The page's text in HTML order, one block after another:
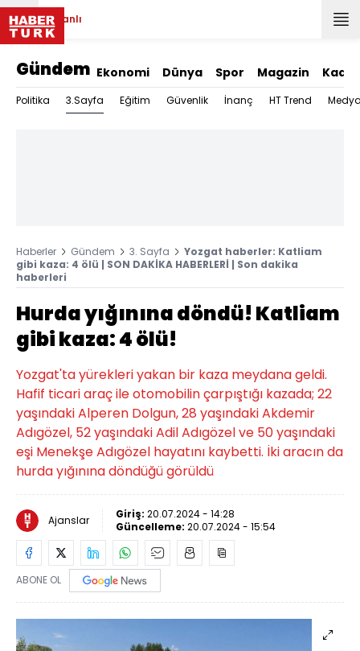
Canlı
Gündem Ekonomi Dünya Spor Magazin Kadın
Politika 3.Sayfa Eğitim Güvenlik İnanç HT Trend
Haberler Gündem 3. Sayfa
Yozgat haberler: Katliam
gibi kaza: 4 ölü | SON DAKİKA HABERLERİ | Son dakika
haberleri
Hurda yığınına döndü! Katliam
gibi kaza: 4 ölü!
Yozgat'ta yürekleri yakan bir kaza meydana geldi.
Hafif ticari araç ile otomobilin çarpıştığı kazada; 22
yaşındaki Alperen Dolgun, 28 yaşındaki Akdemir
Adıgözel, 52 yaşındaki Adil Adıgözel ve 50 yaşındaki
eşi Menekşe Adıgözel hayatını kaybetti. İki aracın da
hurda yığınına döndüğü görüldü
Ajanslar Giriş: 20.07.2024 - 14:28
Güncelleme: 20.07.2024 - 15:54
ABONE OL